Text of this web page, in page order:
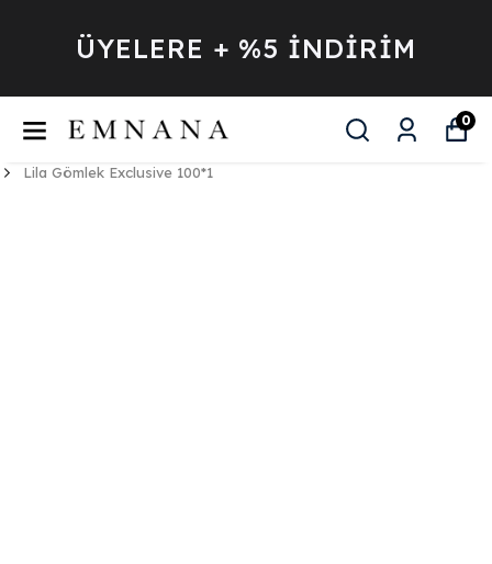
ÜYELERE + %5 İNDİRİM
0
Lila Gömlek Exclusive 100*1